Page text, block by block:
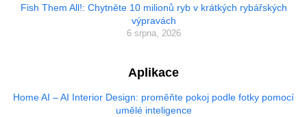
Fish Them All!: Chytněte 10 milionů ryb v krátkých rybářských
výpravách
6 srpna, 2026
Aplikace
Home AI – AI Interior Design: proměňte pokoj podle fotky pomocí
umělé inteligence